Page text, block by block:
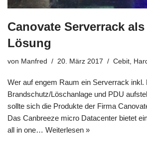
Canovate Serverrack
Lösung
von Manfred 20. März 2017 Cebit,
Wer auf engem Raum ein Serverrack inkl.
Brandschutz/Löschanlage und PDU
sollte sich die Produkte der Firma
Das Canbreeze micro Datacenter bietet
all in one… Weiterlesen »